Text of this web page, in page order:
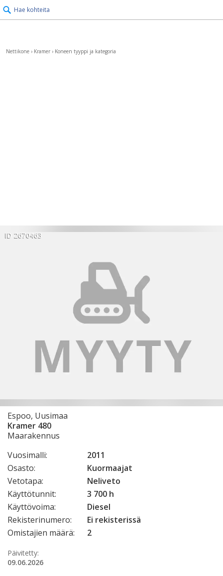
Hae kohteita
Nettikone › Kramer › Koneen tyyppi ja kategoria
ID 2670463
Espoo, Uusimaa
Kramer 480
Maarakennus
Vuosimalli:
2011
Osasto:
Kuormaajat
Vetotapa:
Neliveto
Käyttötunnit:
3 700 h
Käyttövoima:
Diesel
Rekisterinumero:
Ei rekisterissä
Omistajien määrä:
2
Päivitetty:
09.06.2026